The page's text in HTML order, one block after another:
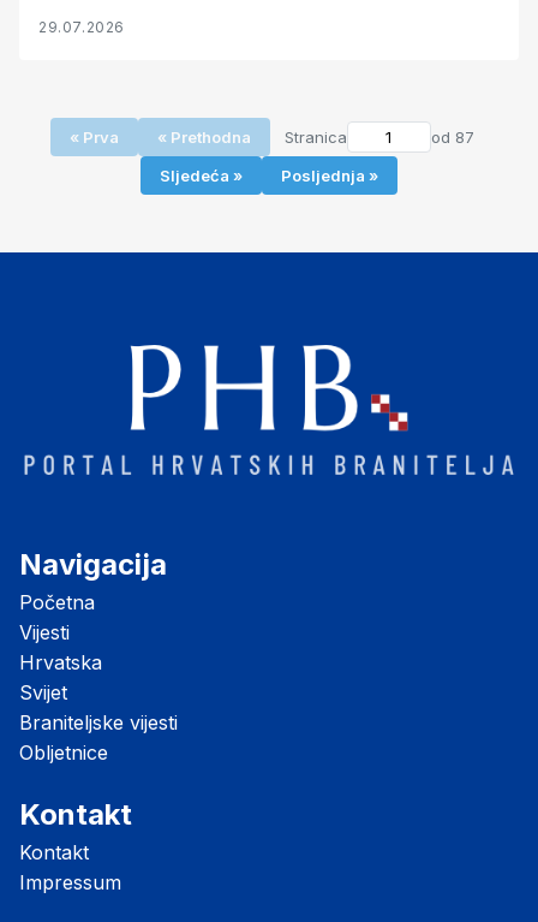
29.07.2026
« Prva « Prethodna Stranica
od 87
Sljedeća »
Posljednja »
Navigacija
Početna
Vijesti
Hrvatska
Svijet
Braniteljske vijesti
Obljetnice
Kontakt
Kontakt
Impressum